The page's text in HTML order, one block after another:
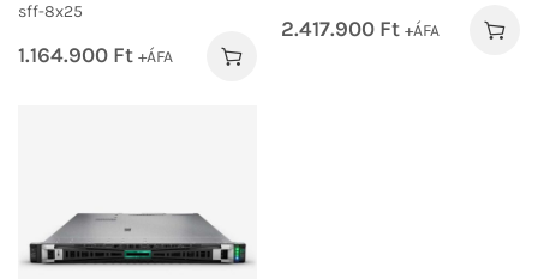
sff-8x25
1.164.900 Ft +ÁFA
2.417.900 Ft +ÁFA